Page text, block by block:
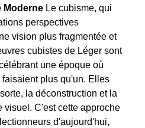
Moderne Le cubisme, qui
perspectives
vision plus fragmentée et
cubistes de Léger sont
une époque où
faisaient plus qu'un. Elles
la déconstruction et la
visuel. C'est cette approche
d'aujourd'hui,